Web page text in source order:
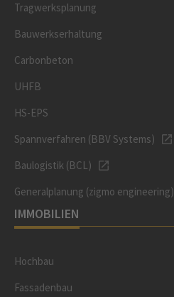
Tragwerksplanung
Bauwerkserhaltung
Carbonbeton
UHFB
HS-EPS
Spannverfahren (BBV Systems)
Baulogistik (BCL)
Generalplanung (zigmo engineering)
IMMOBILIEN
Hochbau
Fassadenbau